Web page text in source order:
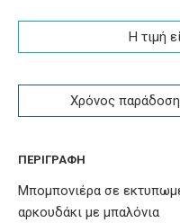
Η τιμή
Χρόνος
ΠΕΡΙΓΡΑΦΉ
Μπομπονιέρα σε
αρκουδάκι με μπαλόνια